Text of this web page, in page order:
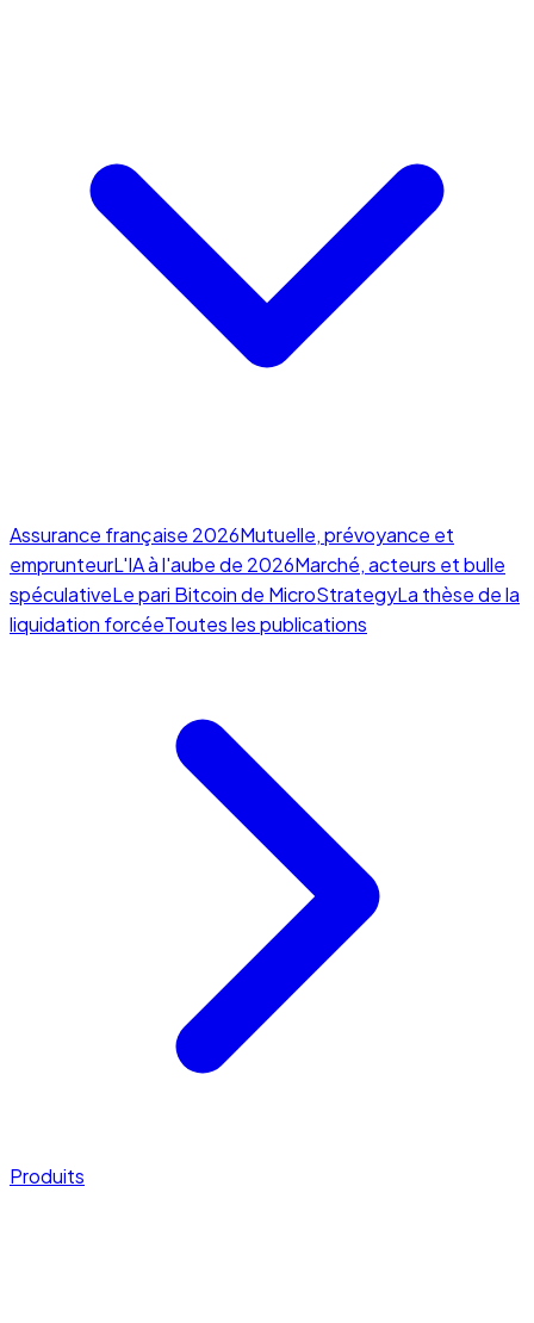
Assurance française 2026Mutuelle, prévoyance et
emprunteurL'IA à l'aube de 2026Marché, acteurs et bulle
spéculativeLe pari Bitcoin de MicroStrategyLa thèse de la
liquidation forcéeToutes les publications
Produits